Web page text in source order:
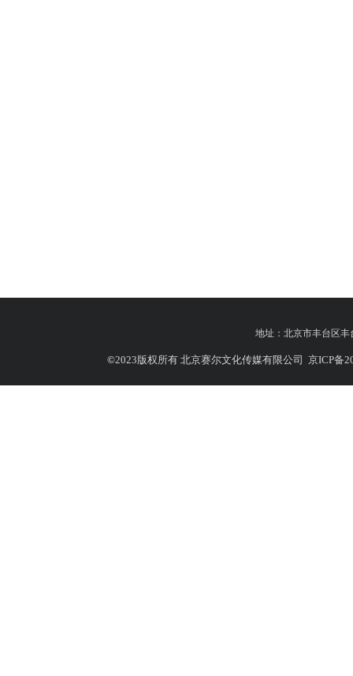
地址： 北京市丰台区丰
©2023版权所有 北京赛尔文化传媒有限公司 京ICP备